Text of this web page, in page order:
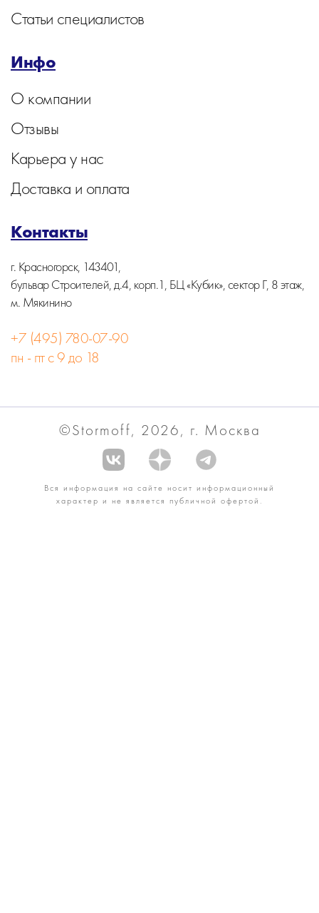
Статьи специалистов
Инфо
О компании
Отзывы
Карьера у нас
Доставка и оплата
Контакты
г. Красногорск, 143401,
бульвар Строителей, д.4, корп.1, БЦ «Кубик», сектор Г, 8 этаж,
м. Мякинино
+7 (495) 780-07-90
пн - пт с 9 до 18
©Stormoff, 2026, г. Москва
Вся информация на сайте носит информационный
характер и не является публичной офертой.